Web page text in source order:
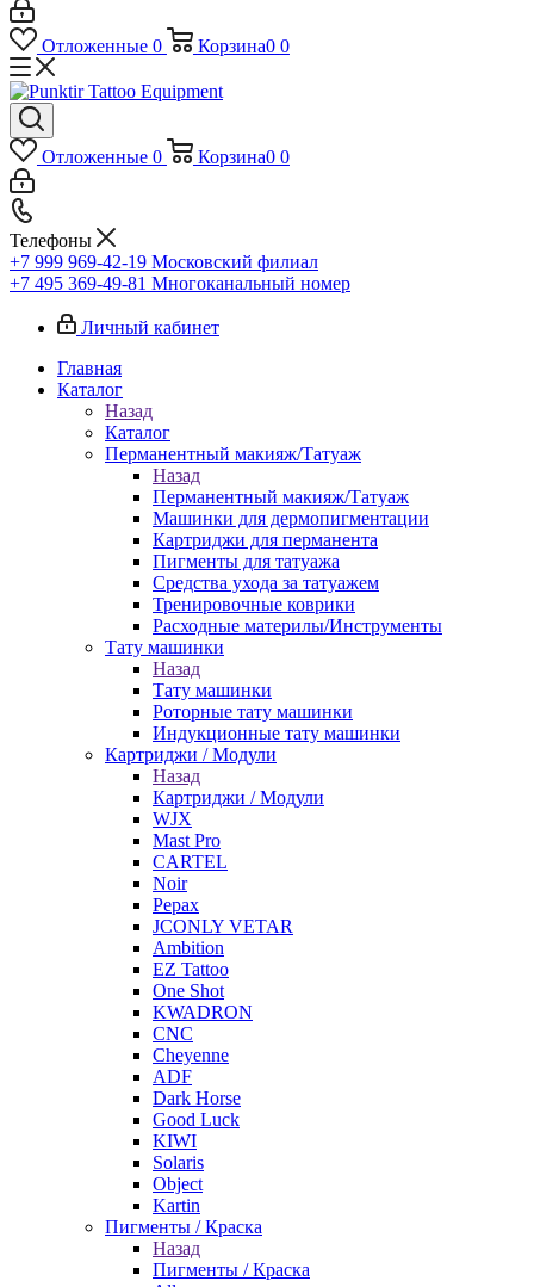
Отложенные 0 Корзина0 0
Отложенные 0 Корзина0 0
Телефоны
+7 999 969-42-19 Московский филиал
+7 495 369-49-81 Многоканальный номер
Личный кабинет
Главная
Каталог
Назад
Каталог
Перманентный макияж/Татуаж
Назад
Перманентный макияж/Татуаж
Машинки для дермопигментации
Картриджи для перманента
Пигменты для татуажа
Средства ухода за татуажем
Тренировочные коврики
Расходные материлы/Инструменты
Тату машинки
Назад
Тату машинки
Роторные тату машинки
Индукционные тату машинки
Картриджи / Модули
Назад
Картриджи / Модули
WJX
Mast Pro
CARTEL
Noir
Pepax
JCONLY VETAR
Ambition
EZ Tattoo
One Shot
KWADRON
CNC
Cheyenne
ADF
Dark Horse
Good Luck
KIWI
Solaris
Object
Kartin
Пигменты / Краска
Назад
Пигменты / Краска